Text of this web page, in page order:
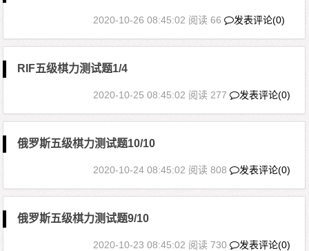
2020-10-26 08:45:02 阅读 66 发表评论(0)
RIF五级棋力测试题1/4
2020-10-25 08:45:02 阅读 277 发表评论(0)
俄罗斯五级棋力测试题10/10
2020-10-24 08:45:02 阅读 808 发表评论(0)
俄罗斯五级棋力测试题9/10
2020-10-23 08:45:02 阅读 730 发表评论(0)